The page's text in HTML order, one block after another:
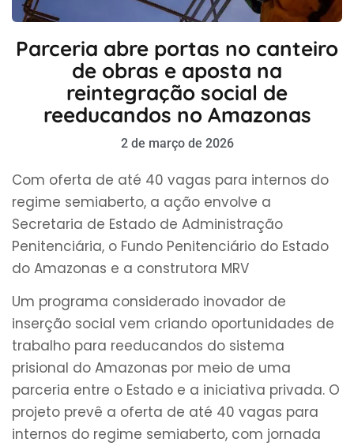
Parceria abre portas no canteiro
de obras e aposta na
reintegração social de
reeducandos no Amazonas
2 de março de 2026
Com oferta de até 40 vagas para internos do
regime semiaberto, a ação envolve a
Secretaria de Estado de Administração
Penitenciária, o Fundo Penitenciário do Estado
do Amazonas e a construtora MRV
Um programa considerado inovador de
inserção social vem criando oportunidades de
trabalho para reeducandos do sistema
prisional do Amazonas por meio de uma
parceria entre o Estado e a iniciativa privada. O
projeto prevê a oferta de até 40 vagas para
internos do regime semiaberto, com jornada